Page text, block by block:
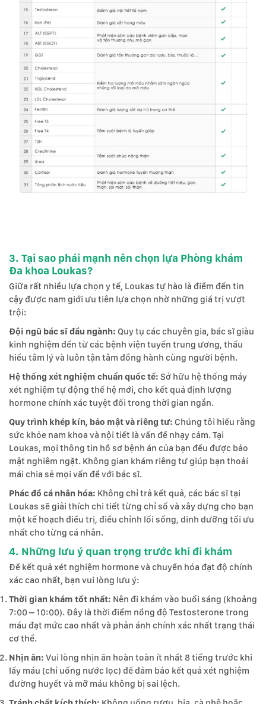
3. Tại sao phái mạnh nên chọn lựa Phòng khám
Đa khoa Loukas?
Giữa rất nhiều lựa chọn y tế, Loukas tự hào là điểm đến tin
cậy được nam giới ưu tiên lựa chọn nhờ những giá trị vượt
trội:
Đội ngũ bác sĩ đầu ngành: Quy tụ các chuyên gia, bác sĩ giàu
kinh nghiệm đến từ các bệnh viện tuyến trung ương, thấu
hiểu tâm lý và luôn tận tâm đồng hành cùng người bệnh.
Hệ thống xét nghiệm chuẩn quốc tế: Sở hữu hệ thống máy
xét nghiệm tự động thế hệ mới, cho kết quả định lượng
hormone chính xác tuyệt đối trong thời gian ngắn.
Quy trình khép kín, bảo mật và riêng tư: Chúng tôi hiểu rằng
sức khỏe nam khoa và nội tiết là vấn đề nhạy cảm. Tại
Loukas, mọi thông tin hồ sơ bệnh án của bạn đều được bảo
mật nghiêm ngặt. Không gian khám riêng tư giúp bạn thoải
mái chia sẻ mọi vấn đề với bác sĩ.
Phác đồ cá nhân hóa: Không chỉ trả kết quả, các bác sĩ tại
Loukas sẽ giải thích chi tiết từng chỉ số và xây dựng cho bạn
một kế hoạch điều trị, điều chỉnh lối sống, dinh dưỡng tối ưu
nhất cho từng cá nhân.
4. Những lưu ý quan trọng trước khi đi khám
Để kết quả xét nghiệm hormone và chuyển hóa đạt độ chính
xác cao nhất, bạn vui lòng lưu ý:
Thời gian khám tốt nhất: Nên đi khám vào buổi sáng (khoảng
7:00 – 10:00). Đây là thời điểm nồng độ Testosterone trong
máu đạt mức cao nhất và phản ánh chính xác nhất trạng thái
cơ thể.
Nhịn ăn: Vui lòng nhịn ăn hoàn toàn ít nhất 8 tiếng trước khi
lấy máu (chỉ uống nước lọc) để đảm bảo kết quả xét nghiệm
đường huyết và mỡ máu không bị sai lệch.